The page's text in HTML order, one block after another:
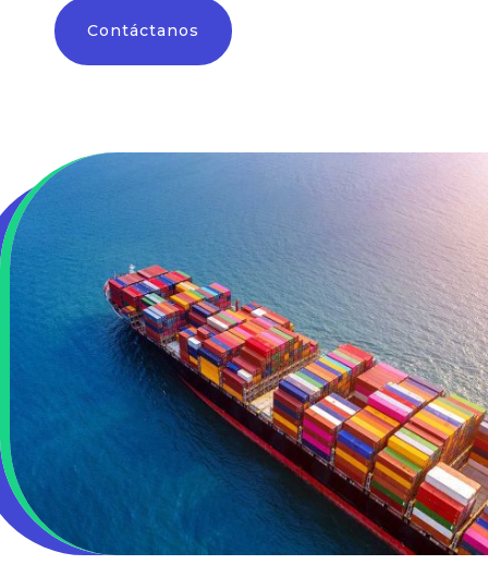
Contáctanos